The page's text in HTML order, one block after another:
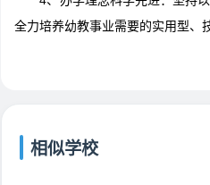
全力培养幼教事业需要的实用型、
相似学校